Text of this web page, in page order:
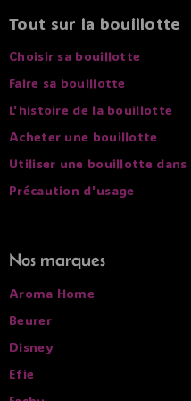
permet de diffuser une
sensation de bien-être,
Tout sur la bouillotte
Choisir sa bouillotte
Faire sa bouillotte
L'histoire de la bouillotte
Acheter une bouillotte
Utiliser une bouillotte dans
Précaution d'usage
Nos marques
Aroma Home
Beurer
Disney
Efie